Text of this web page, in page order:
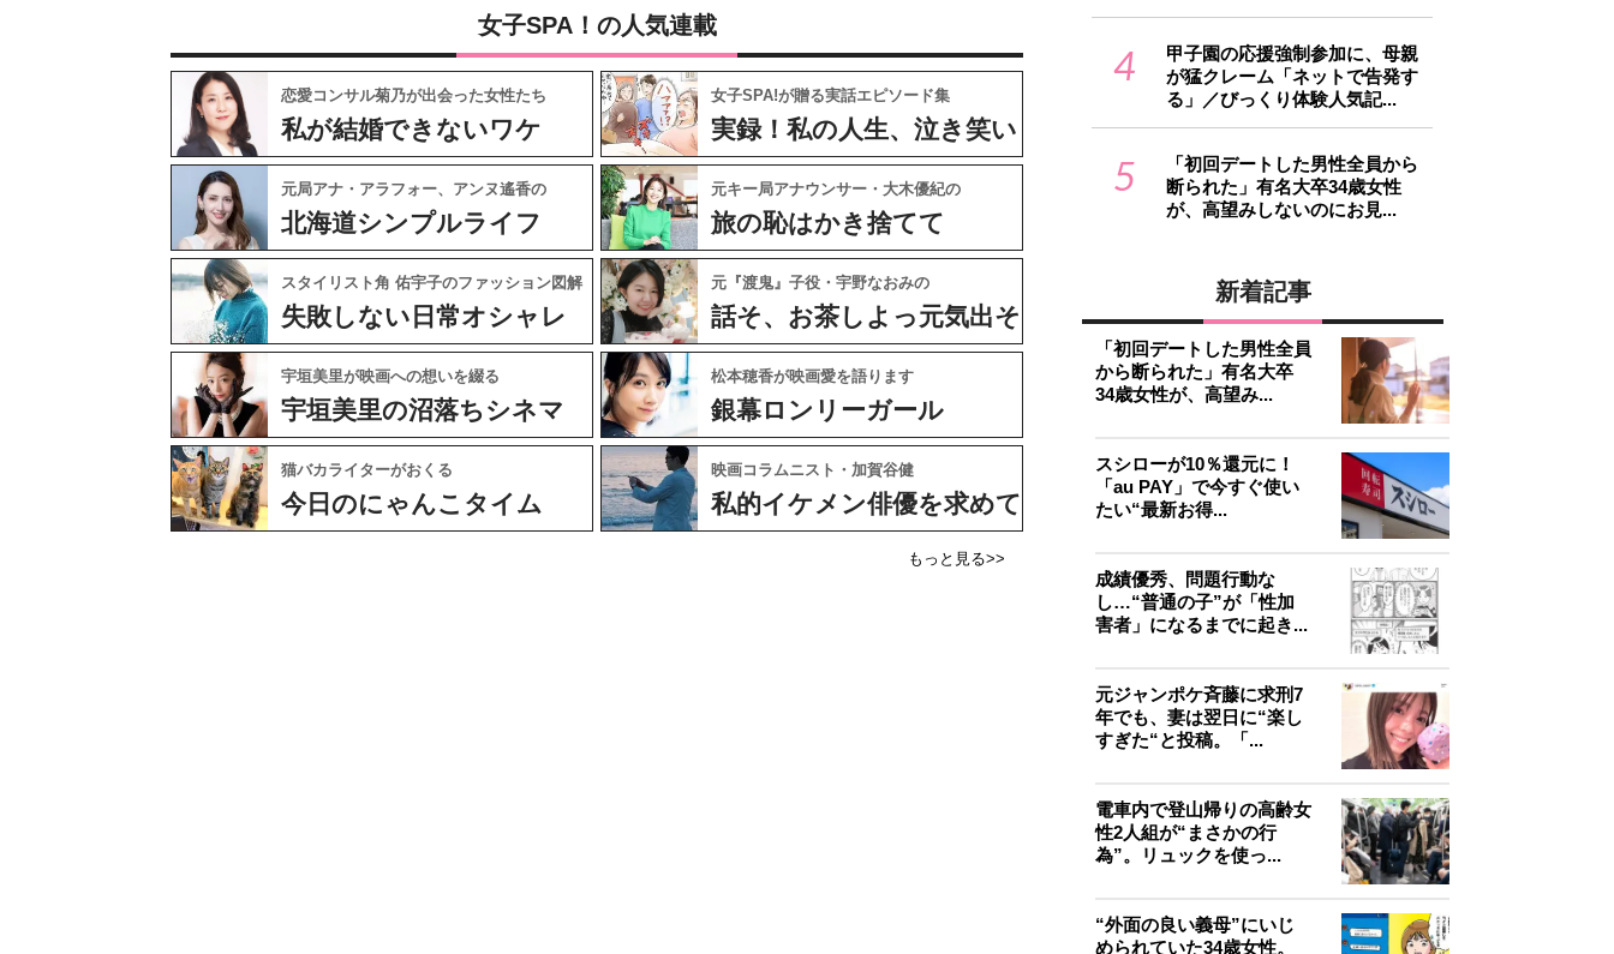
女子SPA！の人気連載
恋愛コンサル菊乃が出会った女性たち
私が結婚できないワケ
女子SPA!が贈る実話エピソード集
実録！私の人生、泣き笑い
元局アナ・アラフォー、アンヌ遙香の
北海道シンプルライフ
元キー局アナウンサー・大木優紀の
旅の恥はかき捨てて
スタイリスト角 佑宇子のファッション図解
失敗しない日常オシャレ
元『渡鬼』子役・宇野なおみの
話そ、お茶しよっ元気出そ
宇垣美里が映画への想いを綴る
宇垣美里の沼落ちシネマ
松本穂香が映画愛を語ります
銀幕ロンリーガール
猫バカライターがおくる
今日のにゃんこタイム
映画コラムニスト・加賀谷健
私的イケメン俳優を求めて
もっと見る>>
4
甲子園の応援強制参加に、母親
が猛クレーム「ネットで告発す
る」／びっくり体験人気記...
5
「初回デートした男性全員から
断られた」有名大卒34歳女性
が、高望みしないのにお見...
新着記事
「初回デートした男性全員
から断られた」有名大卒
34歳女性が、高望み...
スシローが10％還元に！
「au PAY」で今すぐ使い
たい“最新お得...
成績優秀、問題行動な
し…“普通の子”が「性加
害者」になるまでに起き...
元ジャンポケ斉藤に求刑7
年でも、妻は翌日に“楽し
すぎた“と投稿。「...
電車内で登山帰りの高齢女
性2人組が“まさかの行
為”。リュックを使っ...
“外面の良い義母”にいじ
められていた34歳女性。